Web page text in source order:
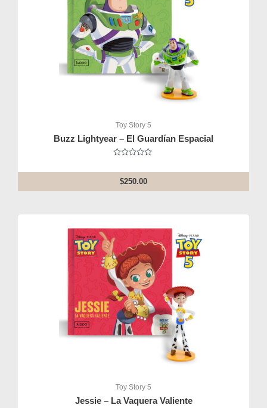
Toy Story 5
Buzz Lightyear – El Guardían Espacial
out
of
5
$250.00
Toy Story 5
Jessie – La Vaquera Valiente